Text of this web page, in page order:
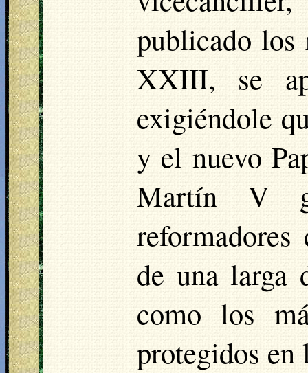
publicado los
XXIII, se
exigiéndole
y el nuevo
Martín V
de una larga
como los
protegidos en